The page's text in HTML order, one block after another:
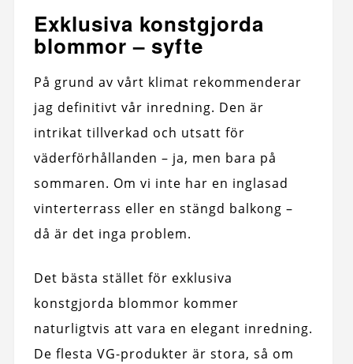
Exklusiva konstgjorda
blommor – syfte
På grund av vårt klimat rekommenderar
jag definitivt vår inredning. Den är
intrikat tillverkad och utsatt för
väderförhållanden – ja, men bara på
sommaren. Om vi ​​inte har en inglasad
vinterterrass eller en stängd balkong –
då är det inga problem.
Det bästa stället för exklusiva
konstgjorda blommor kommer
naturligtvis att vara en elegant inredning.
De flesta VG-produkter är stora, så om